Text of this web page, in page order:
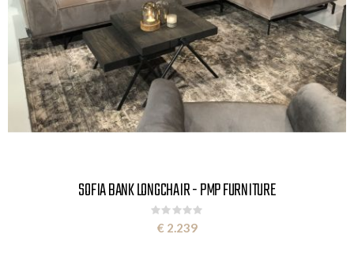
SOFIA BANK LONGCHAIR - PMP FURNITURE
Rating:
0%
€ 2.239